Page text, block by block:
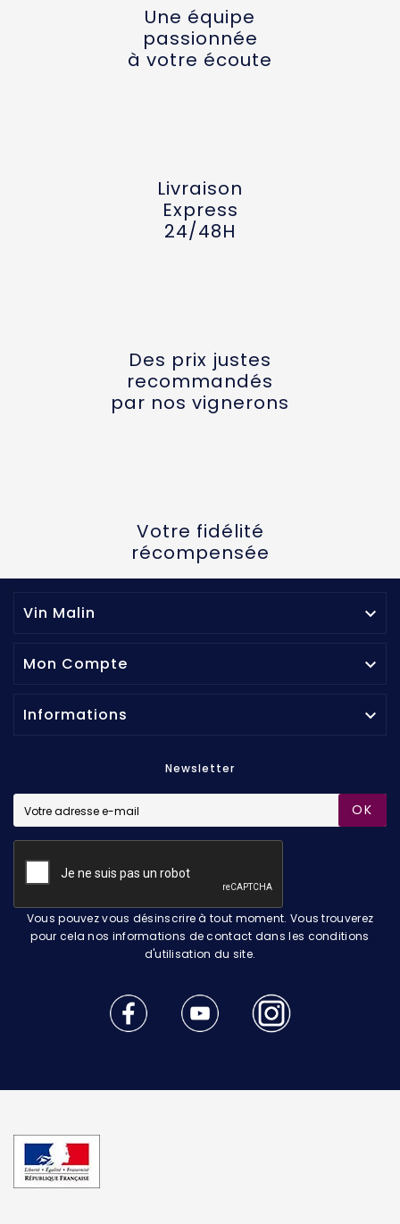
Une équipe
passionnée
à votre écoute
Livraison
Express
24/48H
Des prix justes
recommandés
par nos vignerons
Votre fidélité
récompensée
Vin Malin 
Mon Compte 
Informations 
Newsletter
OK
Vous pouvez vous désinscrire à tout moment. Vous trouverez
pour cela nos informations de contact dans les conditions
d'utilisation du site.